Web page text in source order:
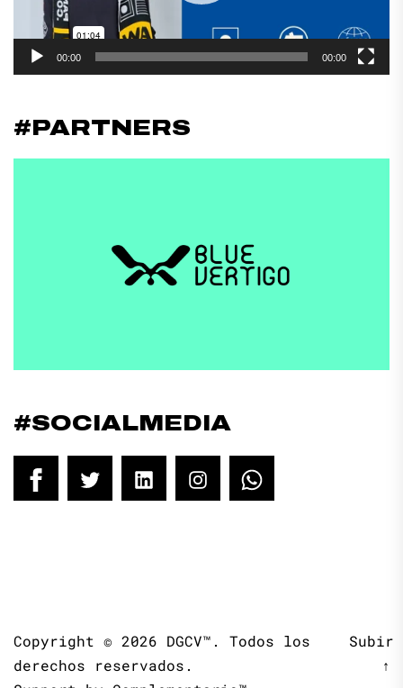
00:00 00:00
#PARTNERS
#SOCIALMEDIA
FacebookTwitter LinkedInInstagram
Copyright © 2026 DGCV™. Todos los
derechos reservados.
Subir
↑